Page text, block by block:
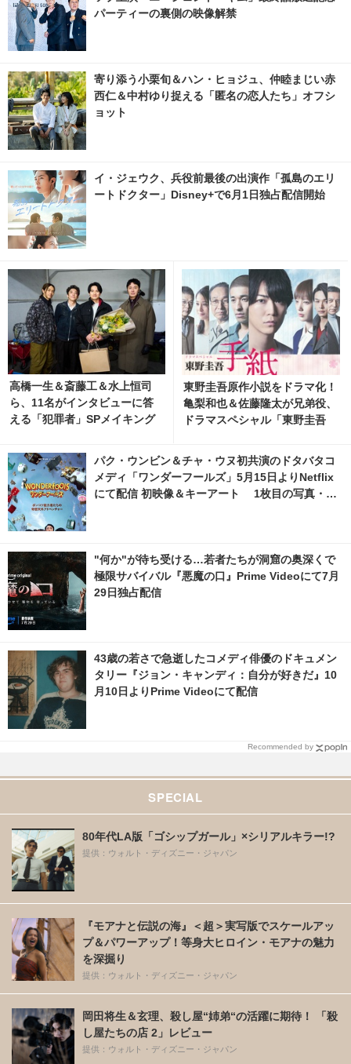
パーティーの裏側の映像解禁
寄り添う小栗旬＆ハン・ヒョジュ、仲睦まじい赤
西仁＆中村ゆり捉える「匿名の恋人たち」オフシ
ョット
イ・ジェウク、兵役前最後の出演作「孤島のエリ
ートドクター」Disney+で6月1日独占配信開始
高橋一生＆斎藤工＆水上恒司
ら、11名がインタビューに答
える「犯罪者」SPメイキング
東野圭吾原作小説をドラマ化！
亀梨和也＆佐藤隆太が兄弟役、
ドラマスペシャル「東野圭吾
パク・ウンビン＆チャ・ウヌ初共演のドタバタコ
メディ「ワンダーフールズ」5月15日よりNetflix
にて配信 初映像＆キーアート 1枚目の写真・画
"何か"が待ち受ける…若者たちが洞窟の奥深くで
極限サバイバル『悪魔の口』Prime Videoにて7月
29日独占配信
43歳の若さで急逝したコメディ俳優のドキュメン
タリー『ジョン・キャンディ：自分が好きだ』10
月10日よりPrime Videoにて配信
Recommended by
SPECIAL
80年代LA版「ゴシップガール」×シリアルキラー!?
提供：ウォルト・ディズニー・ジャパン
『モアナと伝説の海』＜超＞実写版でスケールアッ
プ＆パワーアップ！等身大ヒロイン・モアナの魅力
を深掘り
提供：ウォルト・ディズニー・ジャパン
岡田将生＆玄理、殺し屋“姉弟“の活躍に期待！ 「殺
し屋たちの店 2」レビュー
提供：ウォルト・ディズニー・ジャパン